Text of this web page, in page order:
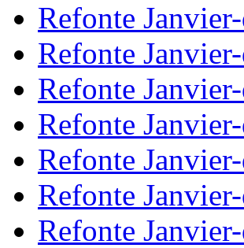
Refonte
Refonte
Refonte
Refonte
Refonte
Refonte
Refonte